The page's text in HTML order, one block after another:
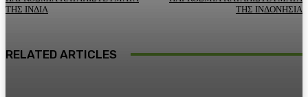
ΤΗΣ ΙΝΔΙΑ
ΤΗΣ ΙΝΔΟΝΗΣΙΑ
RELATED ARTICLES